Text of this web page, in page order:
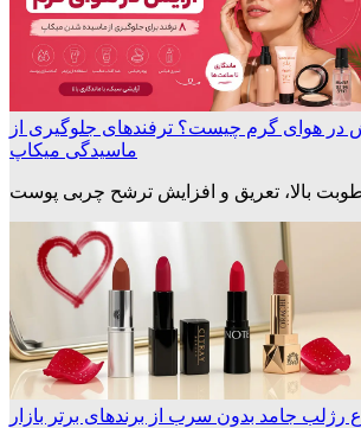
در هوای گرم چیست؟ ترفندهای جلوگیری از
ماسیدگی میکاپ
رژلب جامد بدون سرب از برندهای برتر بازار